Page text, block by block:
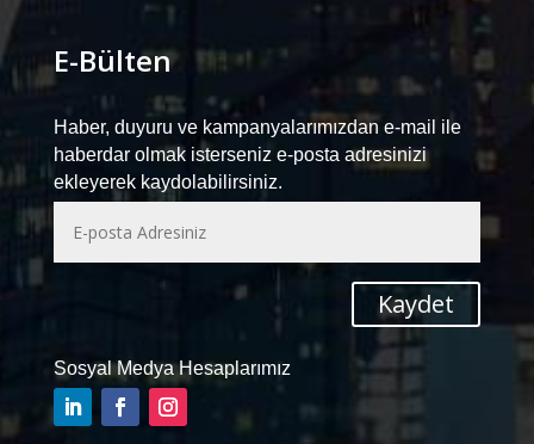
E-Bülten
Haber, duyuru ve kampanyalarımızdan e-mail ile
haberdar olmak isterseniz e-posta adresinizi
ekleyerek kaydolabilirsiniz.
Kaydet
Sosyal Medya Hesaplarımız